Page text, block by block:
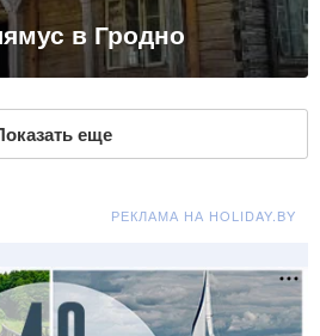
в Гродно
еще
РЕКЛАМА НА HOLIDAY.BY